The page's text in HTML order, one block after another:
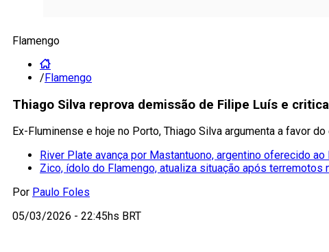
Flamengo
/Flamengo
Thiago Silva reprova demissão de Filipe Luís e
Ex-Fluminense e hoje no Porto, Thiago Silva argumenta a favor
River Plate avança por Mastantuono, argentino oferecido ao
Zico, ídolo do Flamengo, atualiza situação após terremotos
Por Paulo Foles
05/03/2026 - 22:45hs BRT